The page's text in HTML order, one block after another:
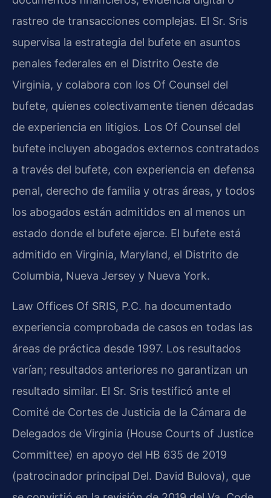
rastreo de transacciones complejas. El Sr. Sris
supervisa la estrategia del bufete en asuntos
penales federales en el Distrito Oeste de
Virginia, y colabora con los Of Counsel del
bufete, quienes colectivamente tienen décadas
de experiencia en litigios. Los Of Counsel del
bufete incluyen abogados externos contratados
a través del bufete, con experiencia en defensa
penal, derecho de familia y otras áreas, y todos
los abogados están admitidos en al menos un
estado donde el bufete ejerce. El bufete está
admitido en Virginia, Maryland, el Distrito de
Columbia, Nueva Jersey y Nueva York.
Law Offices Of SRIS, P.C. ha documentado
experiencia comprobada de casos en todas las
áreas de práctica desde 1997. Los resultados
varían; resultados anteriores no garantizan un
resultado similar. El Sr. Sris testificó ante el
Comité de Cortes de Justicia de la Cámara de
Delegados de Virginia (House Courts of Justice
Committee) en apoyo del HB 635 de 2019
(patrocinador principal Del. David Bulova), que